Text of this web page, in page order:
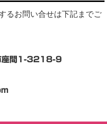
るお問い合せは下記までご
座間1-3218-9